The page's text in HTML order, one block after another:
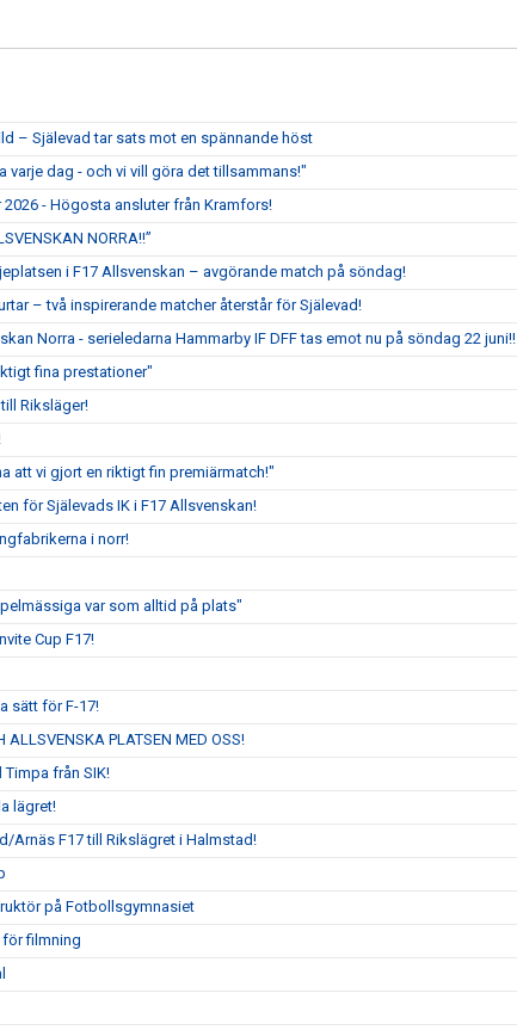
– Själevad tar sats mot en spännande höst
varje dag - och vi vill göra det tillsammans!"
- Högosta ansluter från Kramfors!
NORRA!!”
i F17 Allsvenskan – avgörande match på söndag!
– två inspirerande matcher återstår för Själevad!
Norra - serieledarna Hammarby IF DFF tas emot nu på söndag 22 juni!!
fina prestationer"
Riksläger!
att vi gjort en riktigt fin premiärmatch!"
för Själevads IK i F17 Allsvenskan!
i norr!
var som alltid på plats"
Cup F17!
sätt för F-17!
ALLSVENSKA PLATSEN MED OSS!
från SIK!
lägret!
Arnäs F17 till Rikslägret i Halmstad!
på Fotbollsgymnasiet
för filmning